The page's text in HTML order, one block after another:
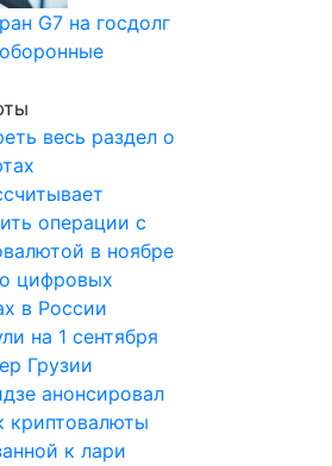
G7 на госдолг
операции с
в ноябре
цифровых
в России
на 1 сентября
Грузии
анонсировал
криптовалюты
к лари